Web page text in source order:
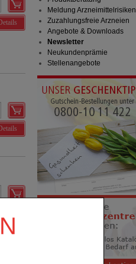
Details
Details
Meldung Arzneimittelrisiken
Zuzahlungsfreie Arzneien
Angebote & Downloads
Newsletter
Neukundenprämie
Stellenangebote